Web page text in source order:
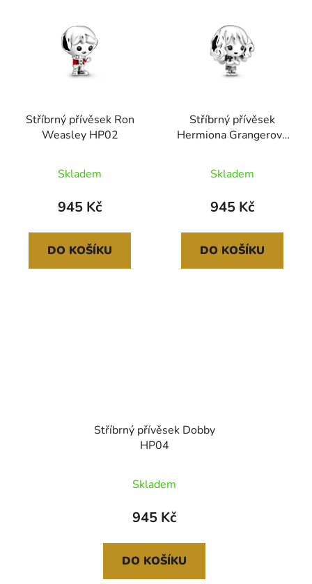
Stříbrný přívěsek Ron
Weasley HP02
Skladem
945 Kč
DO KOŠÍKU
Stříbrný přívěsek
Hermiona Grangerová
Skladem
945 Kč
DO KOŠÍKU
Stříbrný přívěsek Dobby
HP04
Skladem
945 Kč
DO KOŠÍKU